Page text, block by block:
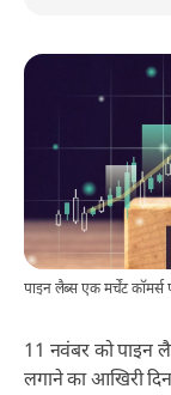
पाइन लैब्स एक मर्चेंट
11 नवंबर को पाइन
लगाने का आखिरी